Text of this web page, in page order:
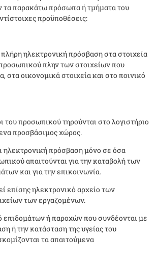
τα παρακάτω πρόσωπα ή τμήματα του
προϋποθέσεις:
ηλεκτρονική πρόσβαση στα στοιχεία
πλην των στοιχείων που
στα οικονομικά στοιχεία και στο ποινικό
του προσωπικού τηρούνται στο λογιστήριο
προσβάσιμος χώρος.
ηλεκτρονική πρόσβαση μόνο σε όσα
απαιτούνται για την καταβολή των
και για την επικοινωνία.
επίσης ηλεκτρονικό αρχείο των
των εργαζομένων.
επιδομάτων ή παροχών που συνδέονται με
ή την κατάσταση της υγείας του
τα απαιτούμενα